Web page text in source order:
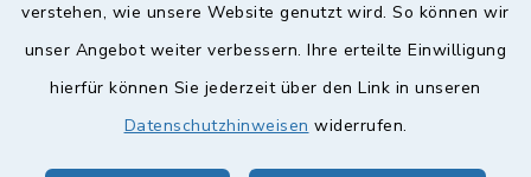
verstehen, wie unsere Website genutzt wird. So können wir
unser Angebot weiter verbessern. Ihre erteilte Einwilligung
hierfür können Sie jederzeit über den Link in unseren
Datenschutzhinweisen widerrufen.
Quicklinks
Landkreis Lichtenfels